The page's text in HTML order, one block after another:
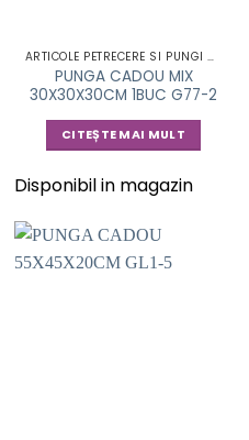
ARTICOLE PETRECERE SI PUNGI CADOU
PUNGA CADOU MIX
30X30X30CM 1BUC G77-2
CITEȘTE MAI MULT
Disponibil in magazin